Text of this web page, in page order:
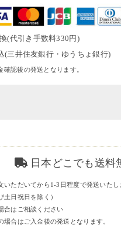
(代引き手数料330円)
(三井住友銀行・ゆうちょ銀行)
確認後の発送となります。
日本どこでも送料
いただいてから1-3日程度で発送いたし
土日祝日を除く）
合はご相談ください
合はご入金後の発送となります。